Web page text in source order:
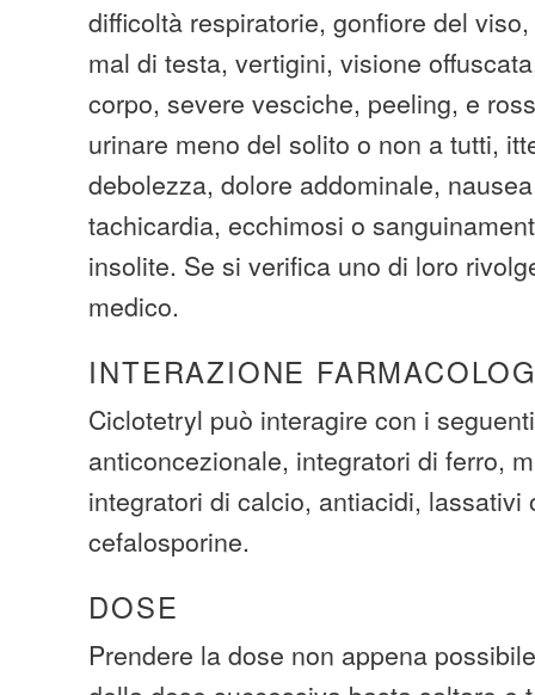
difficoltà respiratorie, gonfiore del
mal di testa, vertigini, visione
corpo, severe vesciche, peeling, e
urinare meno del solito o non a tutti,
debolezza, dolore addominale,
tachicardia, ecchimosi o
insolite. Se si verifica uno di loro
medico.
INTERAZIONE
Ciclotetryl può interagire con i
anticoncezionale, integratori di ferro,
integratori di calcio, antiacidi, lassativi
cefalosporine.
DOSE
Prendere la dose non appena